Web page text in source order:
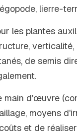
lierre-
les plantes
de semis
d'œuvre
moyens
et de